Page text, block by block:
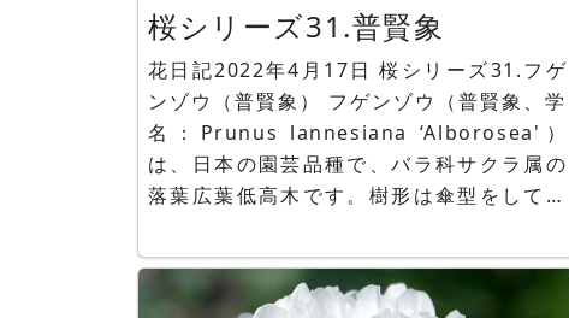
桜シリーズ31.普賢象
花日記2022年4月17日 桜シリーズ31.フゲ
ンゾウ（普賢象） フゲンゾウ（普賢象、学
名：Prunus lannesiana ‘Alborosea'）
は、日本の園芸品種で、バラ科サクラ属の
落葉広葉低高木です。樹形は傘型をしてい
桜）の八重咲き品種です。花は八重で内側
が白、外側がピンクですが、咲き進むと内